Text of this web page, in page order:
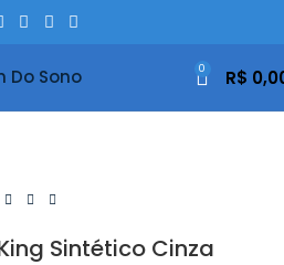
0 R$
Sintético Cinza